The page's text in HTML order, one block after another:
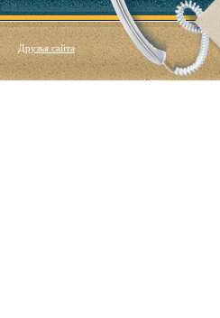
Друзья сайта